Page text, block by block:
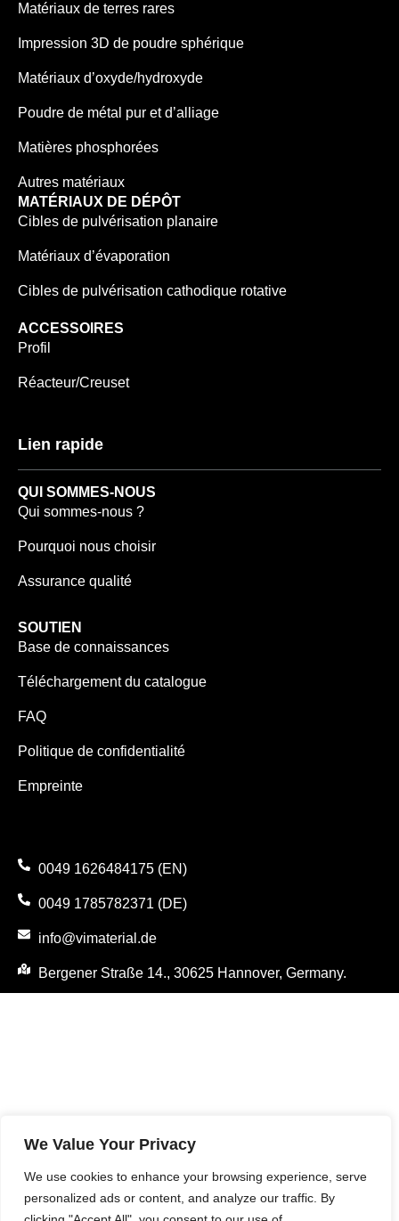
We Value Your Privacy
We use cookies to enhance your browsing experience, serve
personalized ads or content, and analyze our traffic. By
Matériaux de terres rares
Impression 3D de poudre sphérique
Matériaux d’oxyde/hydroxyde
Poudre de métal pur et d’alliage
Matières phosphorées
Autres matériaux
MATÉRIAUX DE DÉPÔT
Cibles de pulvérisation planaire
Matériaux d’évaporation
Cibles de pulvérisation cathodique rotative
ACCESSOIRES
Profil
Réacteur/Creuset
Lien rapide
QUI SOMMES-NOUS
Qui sommes-nous ?
Pourquoi nous choisir
Assurance qualité
SOUTIEN
Base de connaissances
Téléchargement du catalogue
FAQ
Politique de confidentialité
Empreinte
0049 1626484175 (EN)
0049 1785782371 (DE)
info@vimaterial.de
Bergener Straße 14., 30625 Hannover, Germany.